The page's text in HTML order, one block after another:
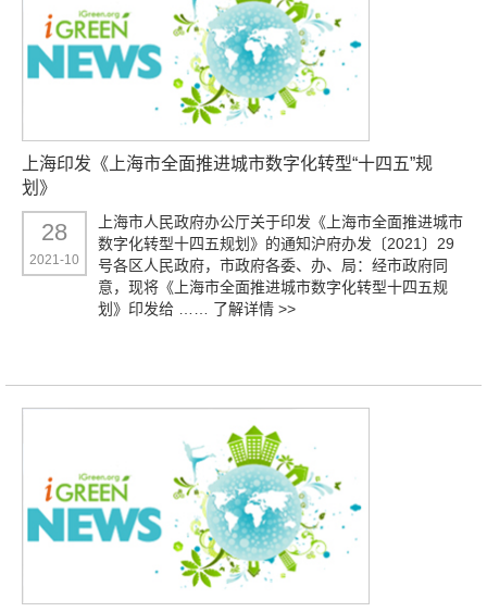
上海印发《上海市全面推进城市数字化转型“十四五”规
划》
28
2021-10
上海市人民政府办公厅关于印发《上海市全面推进城市
数字化转型十四五规划》的通知沪府办发〔2021〕29
号各区人民政府，市政府各委、办、局：经市政府同
意，现将《上海市全面推进城市数字化转型十四五规
划》印发给 …… 了解详情 >>